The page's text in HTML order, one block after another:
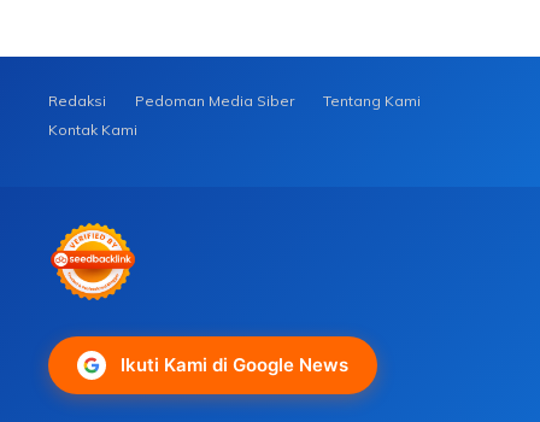
Redaksi Pedoman Media Siber
Tentang Kami
Kontak Kami
Ikuti Kami di Google News